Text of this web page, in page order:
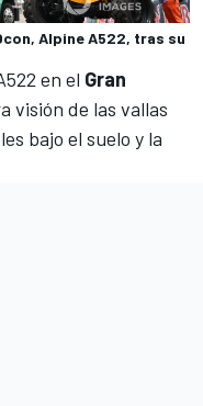
Alpine A522, tras su
en el Gran
visión de las vallas
bajo el suelo y la